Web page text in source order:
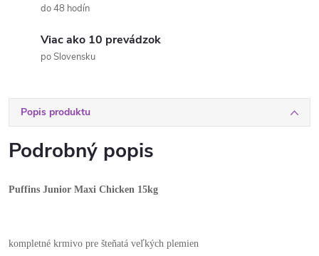
do 48 hodín
Viac ako 10 prevádzok
po Slovensku
Popis produktu
Podrobný popis
Puffins Junior Maxi Chicken 15kg
kompletné krmivo pre šteňatá veľkých plemien